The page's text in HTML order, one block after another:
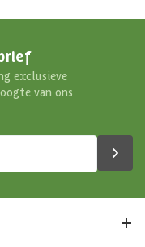
exclusieve
van ons